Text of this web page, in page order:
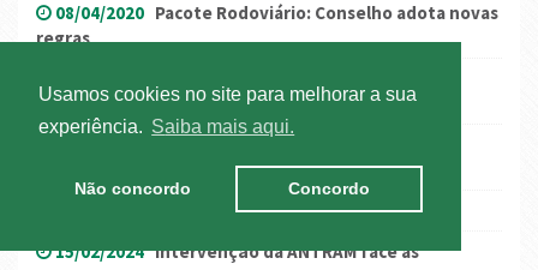
Usamos cookies no site para melhorar a sua
experiência.
Saiba mais aqui.
Não concordo Concordo
08/04/2020 Pacote Rodoviário: Conselho adota novas
regras
requerimentos
Desfile de Camiões | Inscrição
15/02/2024 Intervenção da ANTRAM face às